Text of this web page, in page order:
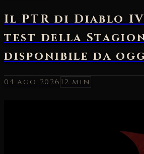
04 ago 2026 12 min